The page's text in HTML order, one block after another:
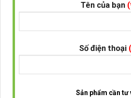
Tên của bạn
Số điện thoại
Sản phẩm cần tư